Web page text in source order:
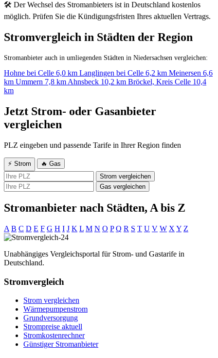
🛠 Der Wechsel des Stromanbieters ist in Deutschland kostenlos
möglich. Prüfen Sie die Kündigungsfristen Ihres aktuellen Vertrags.
Stromvergleich in Städten der Region
Stromanbieter auch in umliegenden Städten in Niedersachsen vergleichen:
Hohne bei Celle 6,0 km Langlingen bei Celle 6,2 km Meinersen 6,6
km Ummern 7,8 km Ahnsbeck 10,2 km Bröckel, Kreis Celle 10,4
km
Jetzt Strom- oder Gasanbieter
vergleichen
PLZ eingeben und passende Tarife in Ihrer Region finden
⚡ Strom
🔥 Gas
Strom vergleichen
Gas vergleichen
Stromanbieter nach Städten, A bis Z
A B C D E F G H I J K L M N O P Q R S T U V W X Y Z
Unabhängiges Vergleichsportal für Strom- und Gastarife in
Deutschland.
Stromvergleich
Strom vergleichen
Wärmepumpenstrom
Grundversorgung
Strompreise aktuell
Stromkostenrechner
Günstiger Stromanbieter